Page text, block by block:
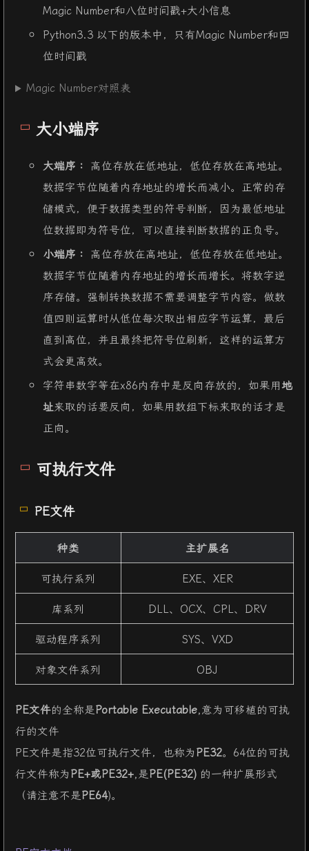
Magic Number和八位时间戳+大小信息
Python3.3 以下的版本中，只有Magic Number和四
位时间戳
Magic Number对照表
大小端序
大端序： 高位存放在低地址，低位存放在高地址。
数据字节位随着内存地址的增长而减小。正常的存
储模式，便于数据类型的符号判断，因为最低地址
位数据即为符号位，可以直接判断数据的正负号。
小端序： 高位存放在高地址，低位存放在低地址。
数据字节位随着内存地址的增长而增长。将数字逆
序存储。强制转换数据不需要调整字节内容。做数
值四则运算时从低位每次取出相应字节运算，最后
直到高位，并且最终把符号位刷新，这样的运算方
式会更高效。
字符串数字等在x86内存中是反向存放的，如果用地
址来取的话要反向，如果用数组下标来取的话才是
正向。
可执行文件
PE文件
种类
主扩展名
可执行系列
EXE、XER
库系列
DLL、OCX、CPL、DRV
驱动程序系列
SYS、VXD
对象文件系列
OBJ
PE文件的全称是Portable Executable,意为可移植的可执
行的文件
PE文件是指32位可执行文件，也称为PE32。64位的可执
行文件称为PE+或PE32+,是PE(PE32) 的一种扩展形式
（请注意不是PE64)。